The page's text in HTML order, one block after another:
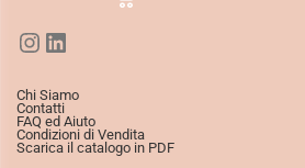
Chi Siamo
Contatti
FAQ ed Aiuto
Condizioni di Vendita
Scarica il catalogo in PDF